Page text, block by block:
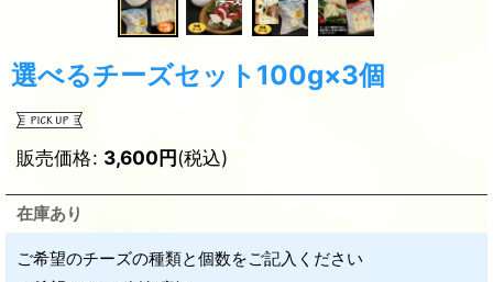
選べるチーズセット100g×3個
販売価格: 3,600円(税込)
在庫あり
ご希望のチーズの種類と個数をご記入ください